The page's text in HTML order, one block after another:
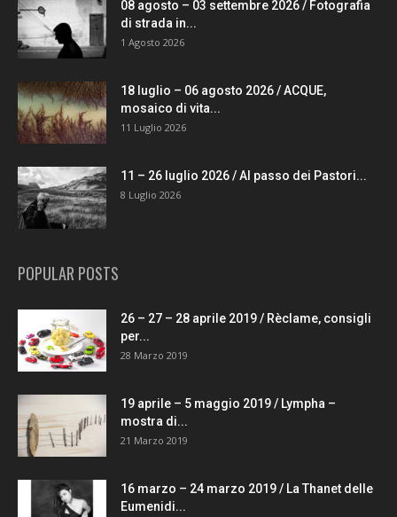
08 agosto – 03 settembre 2026 / Fotografia
di strada in...
1 Agosto 2026
18 luglio – 06 agosto 2026 / ACQUE,
mosaico di vita...
11 Luglio 2026
11 – 26 luglio 2026 / Al passo dei Pastori...
8 Luglio 2026
POPULAR POSTS
26 – 27 – 28 aprile 2019 / Rèclame, consigli
per...
28 Marzo 2019
19 aprile – 5 maggio 2019 / Lympha –
mostra di...
21 Marzo 2019
16 marzo – 24 marzo 2019 / La Thanet delle
Eumenidi...